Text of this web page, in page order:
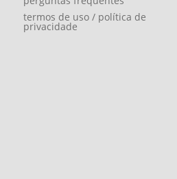
termos de uso / política de
privacidade